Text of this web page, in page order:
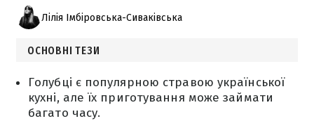
Лілія Імбіровська-Сиваківська
ОСНОВНІ ТЕЗИ
Голубці є популярною стравою української
кухні, але їх приготування може займати
багато часу.